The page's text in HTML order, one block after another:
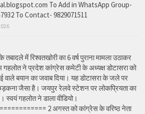
To Add in WhatsApp Group-
To Contact- 9829071511
तबादले में रिश्वतखोरी का 6 वर्ष पुराना मामला उठाकर
गहलोत ने प्रदेश कांग्रेस कमेटी के अध्यक्ष डोटासरा को
वाले बयान का जवाब दिया। यह डोटासरा के जले पर
जैसा है। जयपुर रेलवे स्टेशन पर लोकप्रियता का
स्वयं गहलोत ने डाला वीडियो।
2 अगस्त को कांग्रेस के वरिष्ठ नेता